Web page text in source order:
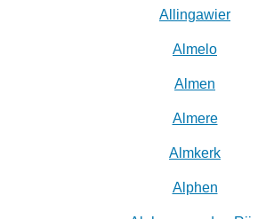
Allingawier
Almelo
Almen
Almere
Almkerk
Alphen